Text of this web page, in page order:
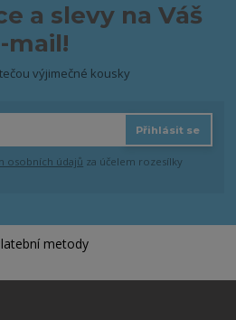
a slevy na Váš
mail!
výjimečné kousky
Přihlásit se
osobních údajů za účelem rozesílky